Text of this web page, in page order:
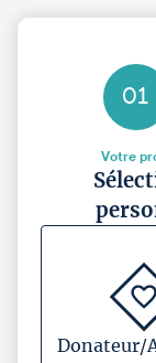
01
Votre
Donateur/